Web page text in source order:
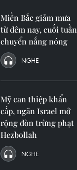
Miền Bắc giảm mưa
từ đêm nay, cuối tuần
chuyển nắng nóng
NGHE
Mỹ can thiệp khẩn
cấp, ngăn Israel mở
rộng đòn trừng phạt
Hezbollah
NGHE